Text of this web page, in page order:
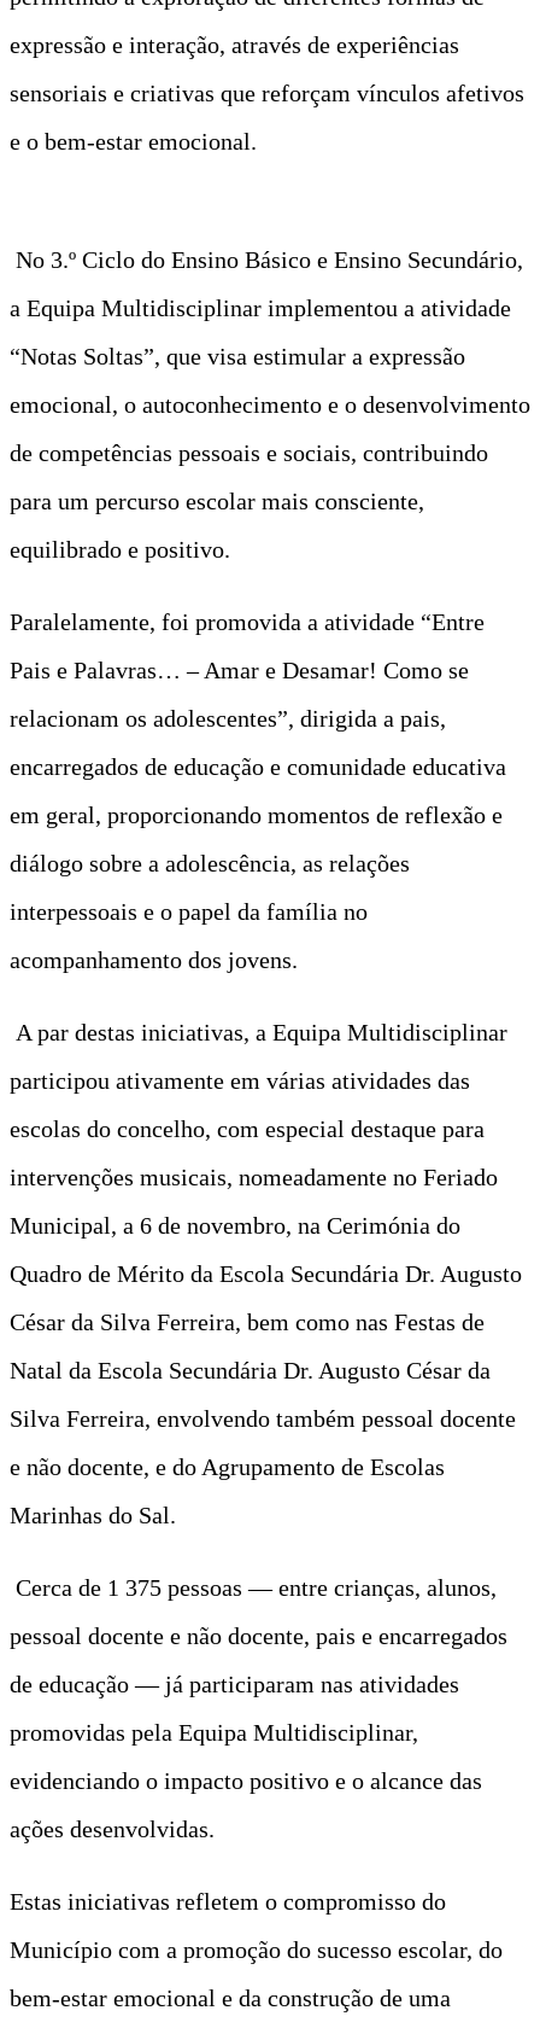
expressão e interação, através de experiências
sensoriais e criativas que reforçam vínculos afetivos
e o bem-estar emocional.
No 3.º Ciclo do Ensino Básico e Ensino Secundário,
a Equipa Multidisciplinar implementou a atividade
“Notas Soltas”, que visa estimular a expressão
emocional, o autoconhecimento e o desenvolvimento
de competências pessoais e sociais, contribuindo
para um percurso escolar mais consciente,
equilibrado e positivo.
Paralelamente, foi promovida a atividade “Entre
Pais e Palavras… – Amar e Desamar! Como se
relacionam os adolescentes”, dirigida a pais,
encarregados de educação e comunidade educativa
em geral, proporcionando momentos de reflexão e
diálogo sobre a adolescência, as relações
interpessoais e o papel da família no
acompanhamento dos jovens.
A par destas iniciativas, a Equipa Multidisciplinar
participou ativamente em várias atividades das
escolas do concelho, com especial destaque para
intervenções musicais, nomeadamente no Feriado
Municipal, a 6 de novembro, na Cerimónia do
Quadro de Mérito da Escola Secundária Dr. Augusto
César da Silva Ferreira, bem como nas Festas de
Natal da Escola Secundária Dr. Augusto César da
Silva Ferreira, envolvendo também pessoal docente
e não docente, e do Agrupamento de Escolas
Marinhas do Sal.
Cerca de 1 375 pessoas — entre crianças, alunos,
pessoal docente e não docente, pais e encarregados
de educação — já participaram nas atividades
promovidas pela Equipa Multidisciplinar,
evidenciando o impacto positivo e o alcance das
ações desenvolvidas.
Estas iniciativas refletem o compromisso do
Município com a promoção do sucesso escolar, do
bem-estar emocional e da construção de uma